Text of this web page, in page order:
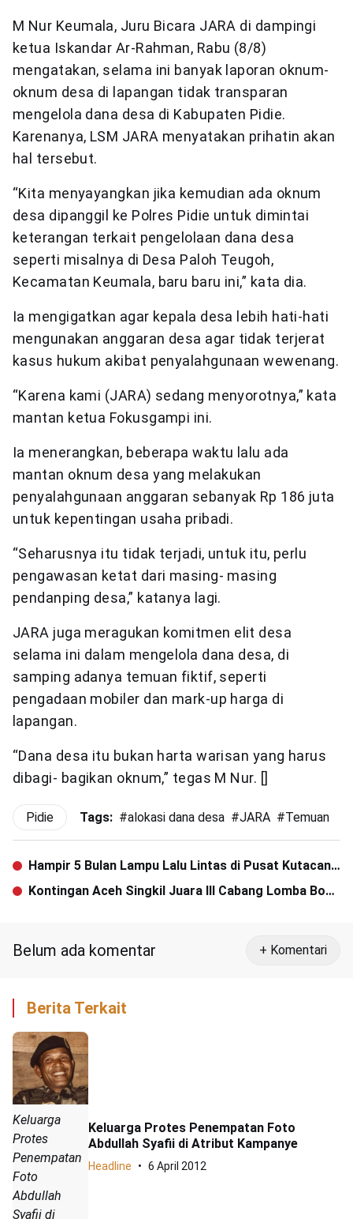
M Nur Keumala, Juru Bicara JARA di dampingi
ketua Iskandar Ar-Rahman, Rabu (8/8)
mengatakan, selama ini banyak laporan oknum-
oknum desa di lapangan tidak transparan
mengelola dana desa di Kabupaten Pidie.
Karenanya, LSM JARA menyatakan prihatin akan
hal tersebut.
“Kita menyayangkan jika kemudian ada oknum
desa dipanggil ke Polres Pidie untuk dimintai
keterangan terkait pengelolaan dana desa
seperti misalnya di Desa Paloh Teugoh,
Kecamatan Keumala, baru baru ini,” kata dia.
Ia mengigatkan agar kepala desa lebih hati-hati
mengunakan anggaran desa agar tidak terjerat
kasus hukum akibat penyalahgunaan wewenang.
“Karena kami (JARA) sedang menyorotnya,” kata
mantan ketua Fokusgampi ini.
Ia menerangkan, beberapa waktu lalu ada
mantan oknum desa yang melakukan
penyalahgunaan anggaran sebanyak Rp 186 juta
untuk kepentingan usaha pribadi.
“Seharusnya itu tidak terjadi, untuk itu, perlu
pengawasan ketat dari masing- masing
pendanping desa,” katanya lagi.
JARA juga meragukan komitmen elit desa
selama ini dalam mengelola dana desa, di
samping adanya temuan fiktif, seperti
pengadaan mobiler dan mark-up harga di
lapangan.
“Dana desa itu bukan harta warisan yang harus
dibagi- bagikan oknum,” tegas M Nur. []
Pidie Tags: #alokasi dana desa #JARA #Temuan
Hampir 5 Bulan Lampu Lalu Lintas di Pusat Kutacane
Tak Berfungsi
Kontingan Aceh Singkil Juara III Cabang Lomba Boh
Belum ada komentar + Komentari
Berita Terkait
Keluarga
Protes
Penempatan
Foto
Abdullah
Syafii di
Keluarga Protes Penempatan Foto
Abdullah Syafii di Atribut Kampanye
Headline 6 April 2012